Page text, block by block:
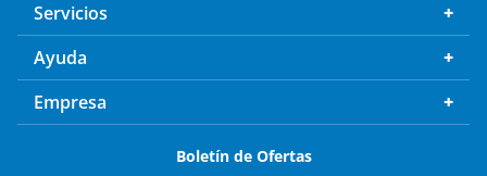
Servicios
Ayuda
Empresa
Boletín de Ofertas